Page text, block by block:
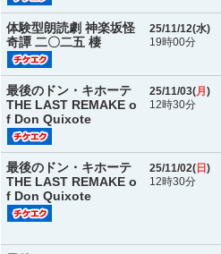
体験型朗読劇 神楽坂怪
奇譚 二〇二五 棲
25/11/12(水)
19時00分
最後のドン・キホーテ
THE LAST REMAKE o
f Don Quixote
25/11/03(月 )
12時30分
最後のドン・キホーテ
THE LAST REMAKE o
f Don Quixote
25/11/02( 日 )
12時30分